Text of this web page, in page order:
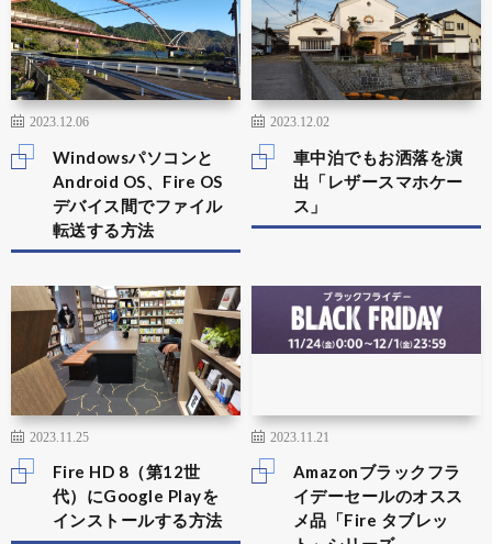
2023.12.06
Windowsパソコンと
Android OS、Fire OS
デバイス間でファイル
転送する方法
2023.12.02
車中泊でもお洒落を演
出「レザースマホケー
ス」
2023.11.25
Fire HD 8（第12世
代）にGoogle Playを
インストールする方法
2023.11.21
Amazonブラックフラ
イデーセールのオスス
メ品「Fire タブレッ